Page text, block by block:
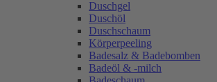
Duschgel
Duschöl
Duschschaum
Körperpeeling
Badesalz & Badebomben
Badeöl & -milch